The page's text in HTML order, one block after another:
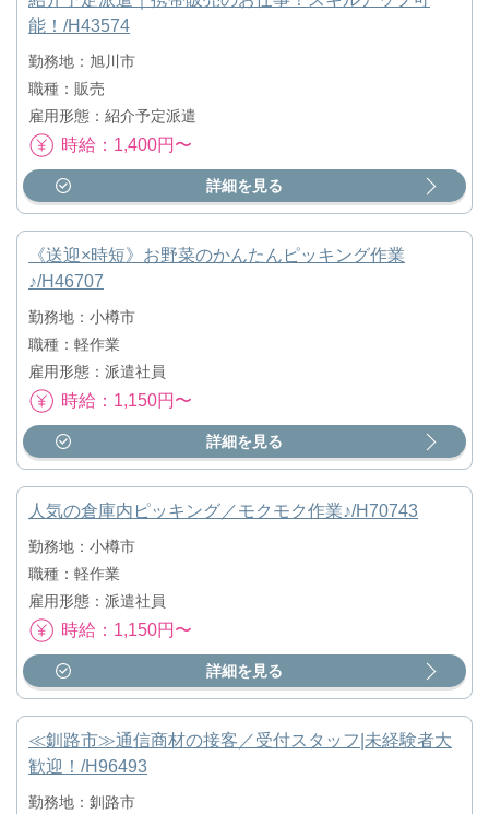
能！/H43574
勤務地：旭川市
職種：販売
雇用形態：紹介予定派遣
時給：1,400円〜
詳細を見る
《送迎×時短》お野菜のかんたんピッキング作業
♪/H46707
勤務地：小樽市
職種：軽作業
雇用形態：派遣社員
時給：1,150円〜
詳細を見る
人気の倉庫内ピッキング／モクモク作業♪/H70743
勤務地：小樽市
職種：軽作業
雇用形態：派遣社員
時給：1,150円〜
詳細を見る
≪釧路市≫通信商材の接客／受付スタッフ|未経験者大
歓迎！/H96493
勤務地：釧路市